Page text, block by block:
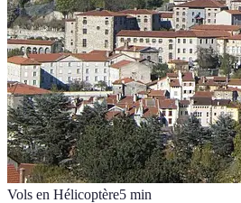
Vols en Hélicoptère5 min